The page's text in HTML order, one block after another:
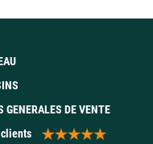
GENERALES DE VENTE